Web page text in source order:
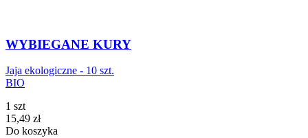
WYBIEGANE KURY
Jaja ekologiczne - 10 szt.
BIO
1 szt
Cena
15,49 zł
Do koszyka